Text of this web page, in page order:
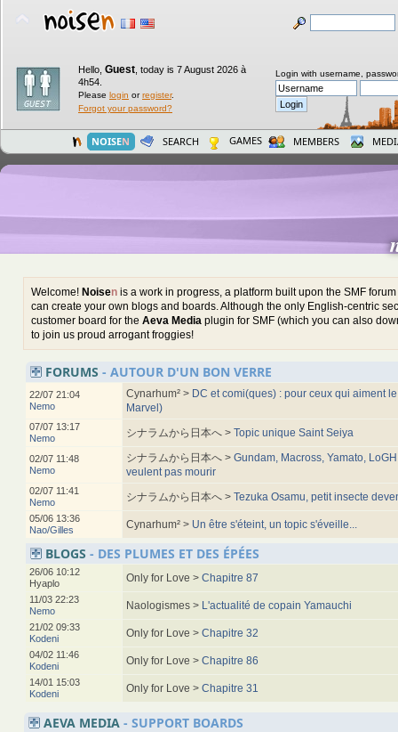
Hello, Guest today is 7 August 2026 à
4h54.
Please login orregister.
Forgot your password?
Login with username,
NOISEN SEARCH GAMES MEMBERS
Welcome! Noisen is a work in progress, a platform built upon the SMF
can create your own blogs and boards. Although the only English-centric
customer board for the Aeva Media plugin for SMF (which you can also
to join us proud arrogant froggies!
FORUMS - AUTOUR D'UN BON VERRE
22/07 21:04
Nemo
Cynarhum² > DC et comi(ques) : pour ceux qui aiment
Marvel)
07/07 13:17
Nemo
シナラムから日本へ > Topic unique Saint Seiya
02/07 11:48
Nemo
シナラムから日本へ > Gundam, Macross, Yamato,
veulent pas mourir
02/07 11:41
Nemo
シナラムから日本へ > Tezuka Osamu, petit insecte
05/06 13:36
Nao/Gilles
Cynarhum² > Un être s'éteint, un topic s'éveille...
BLOGS - DES PLUMES ET DES ÉPÉES
26/06 10:12
Hyaplo
Only for Love > Chapitre 87
11/03 22:23
Nemo
Naologismes > L'actualité de copain Yamauchi
21/02 09:33
Kodeni
Only for Love > Chapitre 32
04/02 11:46
Kodeni
Only for Love > Chapitre 86
14/01 15:03
Kodeni
Only for Love > Chapitre 31
AEVA MEDIA - SUPPORT BOARDS